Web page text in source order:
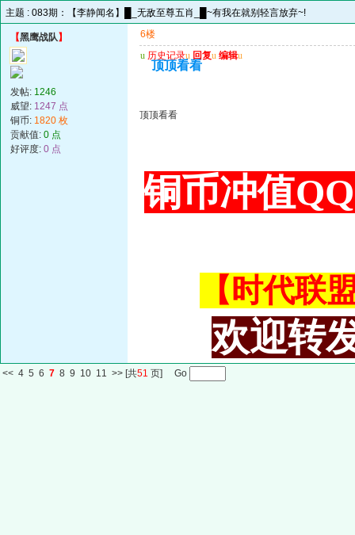
主题 : 083期：【李静闻名】█_无敌至尊五肖_█~有我在就别轻言放弃~!
【黑鹰战队】
发帖: 1246
威望: 1247 点
铜币: 1820 枚
贡献值: 0 点
好评度: 0 点
6楼
u 历史记录u 回复u 编辑u
顶顶看看
顶顶看看
铜币冲值
【时代联
欢迎转
<< 4 5 6 7 8 9 10 11 >> [共51 页] Go